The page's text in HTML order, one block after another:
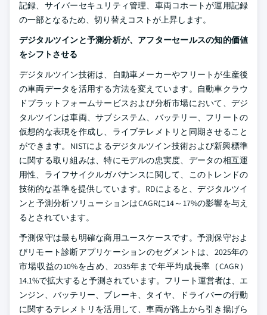
記録、サイバーセキュリティ管理、車両コホートが運用記録
の一部となるため、切り替えコストが上昇します。
デジタルツインと予測分析が、アフターセールスの知的価値
をシフトさせる
デジタルツイン技術は、自動車メーカーやフリートが生産後
の車両データを活用する方法を変えています。自動車クラウ
ドプラットフォームサービスおよび分析市場において、デジ
タルツインは車両、サブシステム、バッテリー、フリートの
仮想的な表現を作成し、ライブテレメトリと同期させること
ができます。NISTによるデジタルツイン技術および新興標準
に関する取り組みは、特にモデルの忠実度、データの相互運
用性、ライフサイクルガバナンスに関して、このトレンドの
技術的な基準を提供しています。RDによると、デジタルツイ
ンと予測分析ソリューションはCAGRに14～17%の影響を与え
るとされています。
予測保守は最も明確な商用ユースケースです。予測保守およ
びリモート診断アプリケーションのセグメントは、2025年の
市場収益の10%を占め、2035年まで年平均成長率（CAGR）
14.1%で拡大すると予測されています。フリート運営者は、エ
ンジン、バッテリー、ブレーキ、タイヤ、ドライバーの行動
に関するテレメトリを活用して、車両が路上から引き揚げら